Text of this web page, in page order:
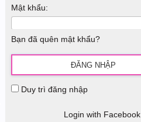
Mật khẩu:
Bạn đã quên mật khẩu?
Duy trì đăng nhập
Login with Facebook